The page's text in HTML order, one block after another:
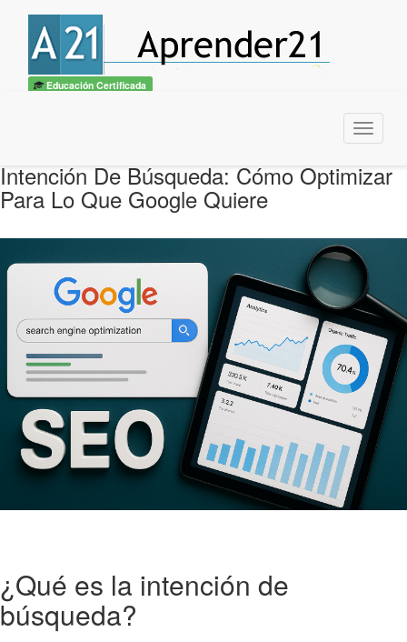
Educación Certificada
Menu
Intención De Búsqueda: Cómo Optimizar
Para Lo Que Google Quiere
¿Qué es la intención de
búsqueda?